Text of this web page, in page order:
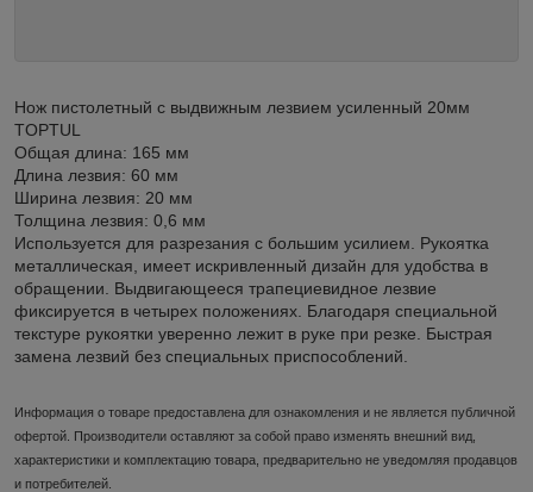
Нож пистолетный с выдвижным лезвием усиленный 20мм
TOPTUL
Общая длина: 165 мм
Длина лезвия: 60 мм
Ширина лезвия: 20 мм
Толщина лезвия: 0,6 мм
Используется для разрезания c большим усилием. Рукоятка
металлическая, имеет искривленный дизайн для удобства в
обращении. Выдвигающееся трапециевидное лезвие
фиксируется в четырех положениях. Благодаря специальной
текстуре рукоятки уверенно лежит в руке при резке. Быстрая
замена лезвий без специальных приспособлений.
Информация о товаре предоставлена для ознакомления и не является публичной
офертой. Производители оставляют за собой право изменять внешний вид,
характеристики и комплектацию товара, предварительно не уведомляя продавцов
и потребителей.